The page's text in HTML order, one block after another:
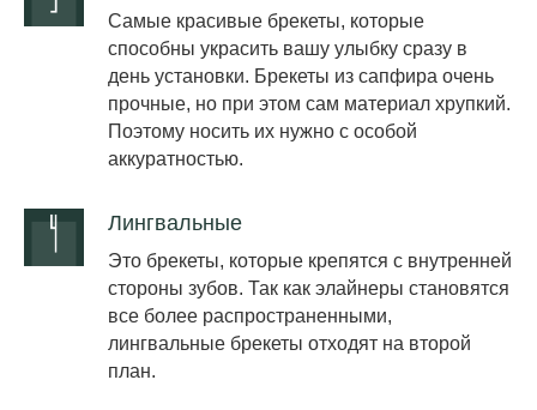
Самые красивые брекеты, которые
способны украсить вашу улыбку сразу в
день установки. Брекеты из сапфира очень
прочные, но при этом сам материал хрупкий.
Поэтому носить их нужно с особой
аккуратностью.
Лингвальные
Это брекеты, которые крепятся с внутренней
стороны зубов. Так как элайнеры становятся
все более распространенными,
лингвальные брекеты отходят на второй
план.